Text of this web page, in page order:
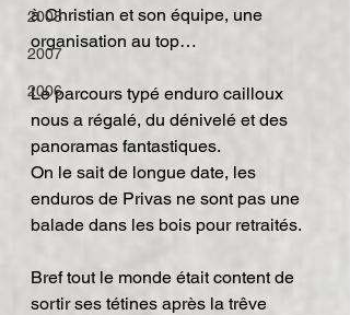
2008
2007
2006
à Christian et son équipe, une
organisation au top…
Le parcours typé enduro cailloux
nous a régalé, du dénivelé et des
panoramas fantastiques.
On le sait de longue date, les
enduros de Privas ne sont pas une
balade dans les bois pour retraités.
Bref tout le monde était content de
sortir ses tétines après la trêve